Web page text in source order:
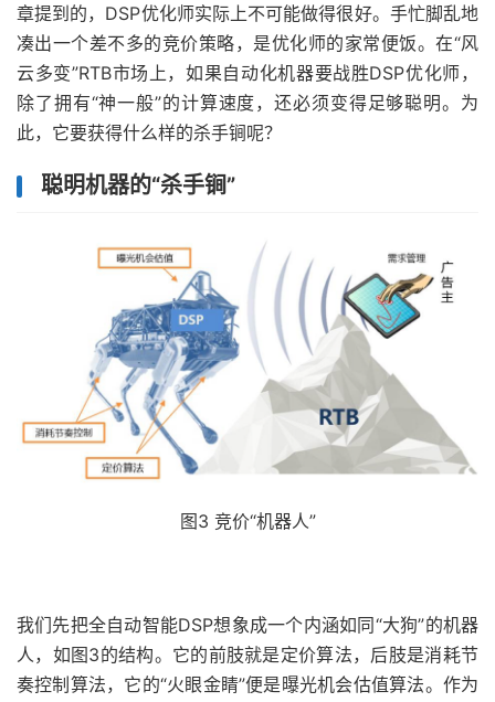
章提到的，DSP优化师实际上不可能做得很好。手忙脚乱地
凑出一个差不多的竞价策略，是优化师的家常便饭。在“风
云多变”RTB市场上，如果自动化机器要战胜DSP优化师，
除了拥有“神一般”的计算速度，还必须变得足够聪明。为
此，它要获得什么样的杀手锏呢？
聪明机器的“杀手锏”
图3 竞价“机器人”
我们先把全自动智能DSP想象成一个内涵如同“大狗”的机器
人，如图3的结构。它的前肢就是定价算法，后肢是消耗节
奏控制算法，它的“火眼金睛”便是曝光机会估值算法。作为